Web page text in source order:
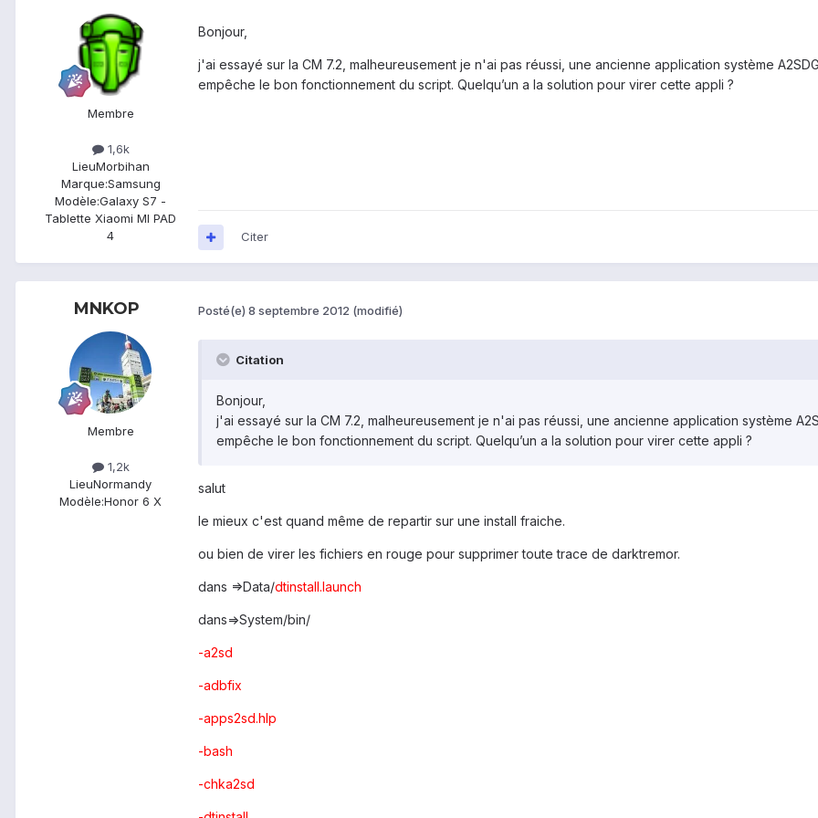
Membre
1,6k
LieuMorbihan
Marque:Samsung
Modèle:Galaxy S7 -
Tablette Xiaomi MI PAD
4
Bonjour,
j'ai essayé sur la CM 7.2, malheureusement je n'ai pas réussi, une ancienne application système
empêche le bon fonctionnement du script. Quelqu’un a la solution pour virer cette appli ?
Citer
MNKOP
Membre
1,2k
LieuNormandy
Modèle:Honor 6 X
Posté(e) 8 septembre 2012 (modifié)
Citation
Bonjour,
j'ai essayé sur la CM 7.2, malheureusement je n'ai pas réussi, une ancienne application système
empêche le bon fonctionnement du script. Quelqu’un a la solution pour virer cette appli ?
salut
le mieux c'est quand même de repartir sur une install fraiche.
ou bien de virer les fichiers en rouge pour supprimer toute trace de darktremor.
dans =>Data/dtinstall.launch
dans=>System/bin/
-a2sd
-adbfix
-apps2sd.hlp
-bash
-chka2sd